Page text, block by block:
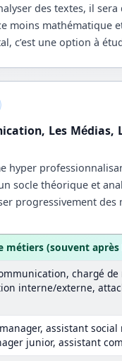
des textes, il
moins mathématique
c’est une option à
Les Médias,
hyper
socle théorique et
progressivement des
métiers (souvent après
chargé
interne/externe,
assistant
junior, assistant